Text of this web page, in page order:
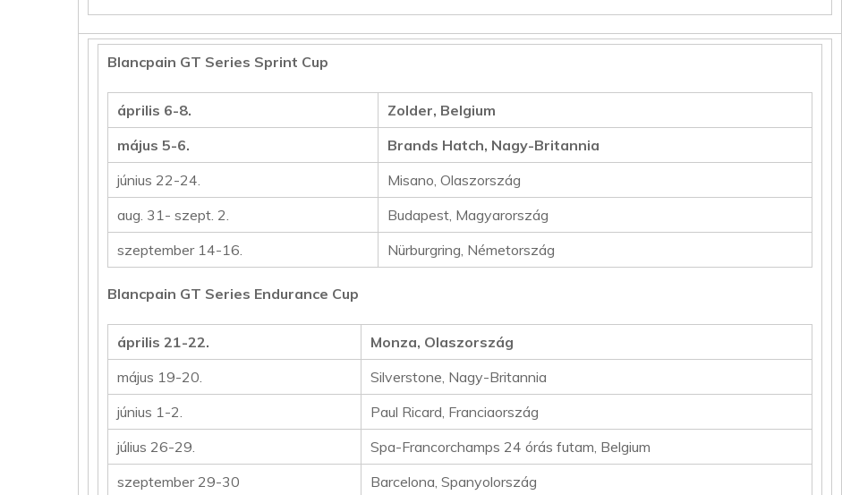
Blancpain GT Series Sprint Cup
április 6-8.
Zolder, Belgium
május 5-6.
Brands Hatch, Nagy-Britannia
június 22-24.
Misano, Olaszország
aug. 31- szept. 2.
Budapest, Magyarország
szeptember 14-16.
Nürburgring, Németország
Blancpain GT Series Endurance Cup
április 21-22.
Monza, Olaszország
május 19-20.
Silverstone, Nagy-Britannia
június 1-2.
Paul Ricard, Franciaország
július 26-29.
Spa-Francorchamps 24 órás futam, Belgium
szeptember 29-30
Barcelona, Spanyolország